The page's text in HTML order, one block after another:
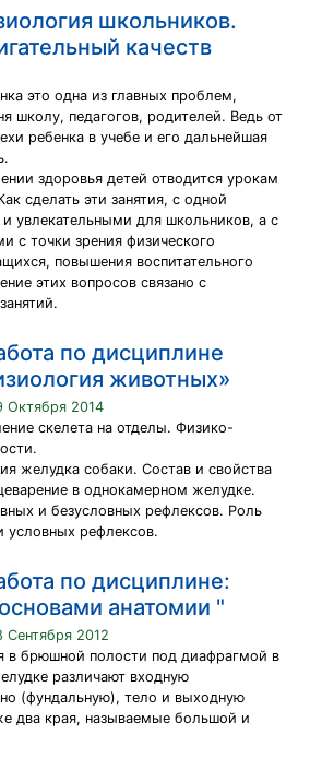
школьников.
качеств
это одна из главных проблем,
школу, педагогов, родителей. Ведь от
ребенка в учебе и его дальнейшая
здоровья детей отводится урокам
сделать эти занятия, с одной
увлекательными для школьников, а с
с точки зрения физического
повышения воспитательного
этих вопросов связано с
по дисциплине
животных»
Октября 2014
скелета на отделы. Физико-
желудка собаки. Состав и свойства
в однокамерном желудке.
и безусловных рефлексов. Роль
условных рефлексов.
по дисциплине:
анатомии "
Сентября 2012
в брюшной полости под диафрагмой в
различают входную
(фундальную), тело и выходную
два края, называемые большой и